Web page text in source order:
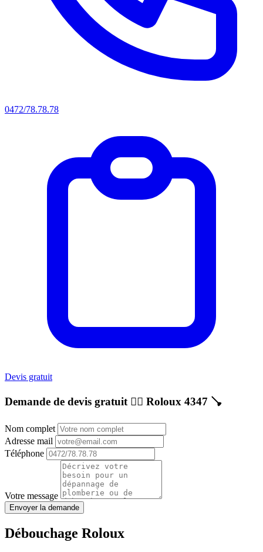
0472/78.78.78
Devis gratuit
Demande de devis gratuit 👷‍♂️ Roloux 4347 🪠
Nom complet
Adresse mail
Téléphone
Votre message
Envoyer la demande
Débouchage Roloux